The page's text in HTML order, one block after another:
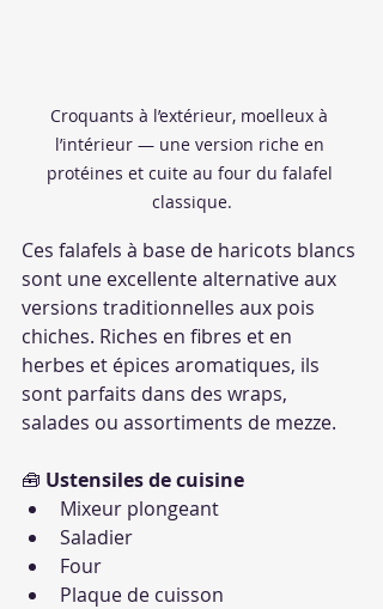
Croquants à l’extérieur, moelleux à
l’intérieur — une version riche en
protéines et cuite au four du falafel
classique.
Ces falafels à base de haricots blancs
sont une excellente alternative aux
versions traditionnelles aux pois
chiches. Riches en fibres et en
herbes et épices aromatiques, ils
sont parfaits dans des wraps,
salades ou assortiments de mezze.
🧰 Ustensiles de cuisine
Mixeur plongeant
Saladier
Four
Plaque de cuisson